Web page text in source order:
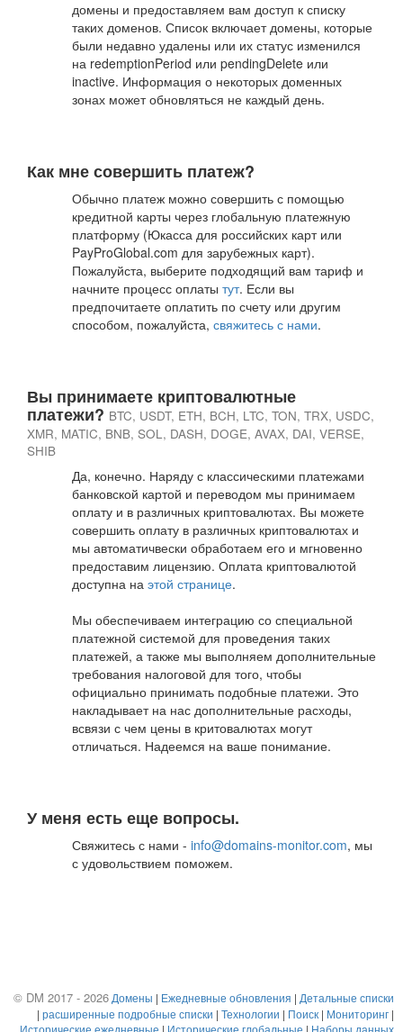
домены и предоставляем вам доступ к списку
таких доменов. Список включает домены, которые
были недавно удалены или их статус изменился
на redemptionPeriod или pendingDelete или
inactive. Информация о некоторых доменных
зонах может обновляться не каждый день.
Как мне совершить платеж?
Обычно платеж можно совершить с помощью
кредитной карты через глобальную платежную
платформу (Юкасса для российских карт или
PayProGlobal.com для зарубежных карт).
Пожалуйста, выберите подходящий вам тариф и
начните процесс оплаты тут. Если вы
предпочитаете оплатить по счету или другим
способом, пожалуйста, свяжитесь с нами.
Вы принимаете криптовалютные
платежи? BTC, USDT, ETH, BCH, LTC, TON, TRX, USDC,
XMR, MATIC, BNB, SOL, DASH, DOGE, AVAX, DAI, VERSE,
SHIB
Да, конечно. Наряду с классическими платежами
банковской картой и переводом мы принимаем
оплату и в различных криптовалютах. Вы можете
совершить оплату в различных криптовалютах и
мы автоматичвески обработаем его и мгновенно
предоставим лицензию. Оплата криптовалютой
доступна на этой странице.
Мы обеспечиваем интеграцию со специальной
платежной системой для проведения таких
платежей, а также мы выполняем дополнительные
требования налоговой для того, чтобы
официально принимать подобные платежи. Это
накладывает на нас дополнительные расходы,
всвязи с чем цены в критовалютах могут
отличаться. Надеемся на ваше понимание.
У меня есть еще вопросы.
Свяжитесь с нами - info@domains-monitor.com, мы
с удовольствием поможем.
© DM 2017 - 2026 Домены | Ежедневные обновления | Детальные списки
| расширенные подробные списки | Технологии | Поиск | Мониторинг |
Исторические ежедневные | Исторические глобальные | Наборы данных